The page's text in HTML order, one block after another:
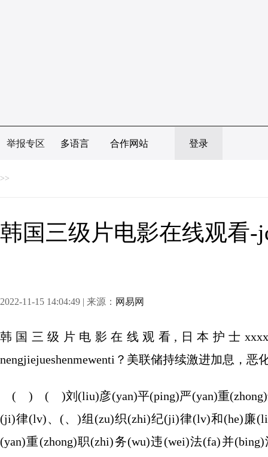
举报专区 多语言 合作网站 登录
>>
韩国三级片电影在线观看-
2022-11-15 14:04:49 | 来源： 网易网
韩国三级片电影在线观看,日本护士
nengjiejueshenmewenti？美联储持续激进加息，恶
( ) ( )刘(liu)彦(yan)平(ping)严(yan)重(zhong)
(ji)律(lv)、(、)组(zu)织(zhi)纪(ji)律(lv)和(he)廉
(yan)重(zhong)职(zhi)务(wu)违(wei)法(fa)并